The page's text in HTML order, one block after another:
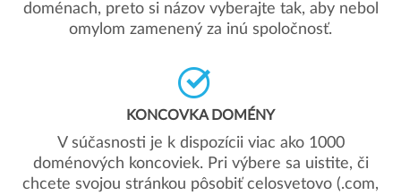
doménach, preto si názov vyberajte tak, aby nebol
omylom zamenený za inú spoločnosť.
KONCOVKA DOMÉNY
V súčasnosti je k dispozícii viac ako 1000
doménových koncoviek. Pri výbere sa uistite, či
chcete svojou stránkou pôsobiť celosvetovo (.com,